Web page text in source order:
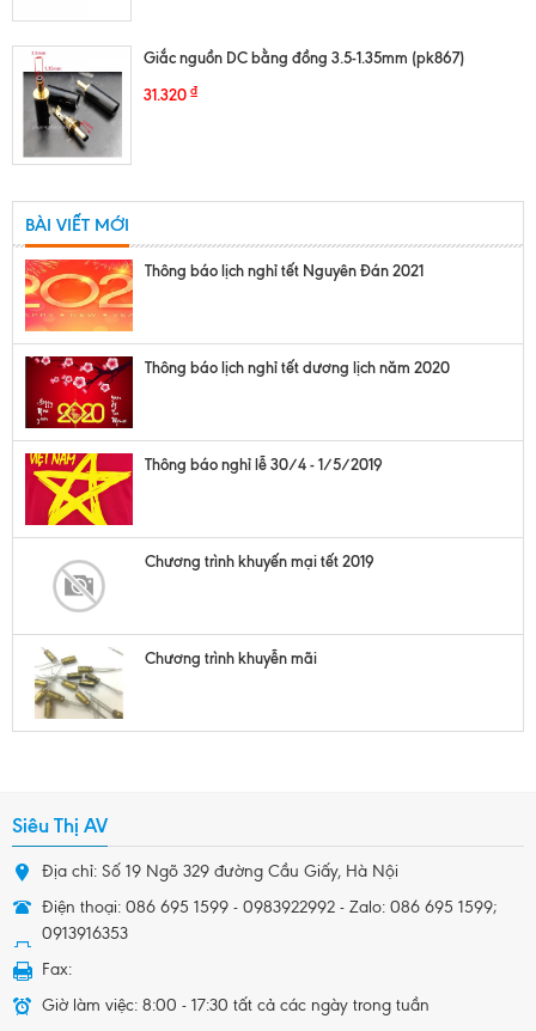
Giắc nguồn DC bằng đồng 3.5-1.35mm (pk867)
31.320 ₫
BÀI VIẾT MỚI
Thông báo lịch nghỉ tết Nguyên Đán 2021
Thông báo lịch nghỉ tết dương lịch năm 2020
Thông báo nghỉ lễ 30/4 - 1/5/2019
Chương trình khuyến mại tết 2019
Chương trình khuyễn mãi
Siêu Thị AV
Địa chỉ: Số 19 Ngõ 329 đường Cầu Giấy, Hà Nội
Điện thoại: 086 695 1599 - 0983922992 - Zalo: 086 695 1599;
0913916353
Fax:
Giờ làm việc: 8:00 - 17:30 tất cả các ngày trong tuần